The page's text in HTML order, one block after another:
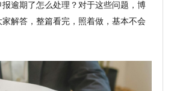
报逾期了怎么处理？对于这些问题，博
解答，整篇看完，照着做，基本不会